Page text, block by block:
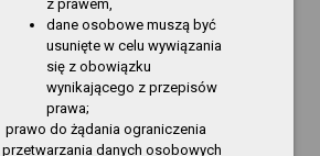
2016-01-07
10:48:48
Kopija
2015-12-23
16:46:49
2015-12-03
09:58:25
Kopija
z prawem,
dane osobowe muszą być
usunięte w celu wywiązania
się z obowiązku
wynikającego z przepisów
prawa;
prawo do żądania ograniczenia
przetwarzania danych osobowych